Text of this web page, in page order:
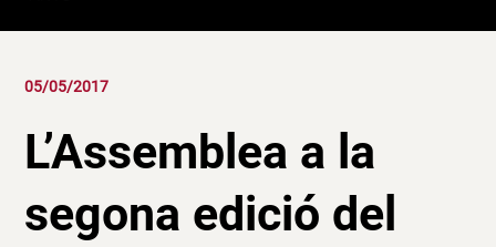
05/05/2017
L’Assemblea a la
segona edició del